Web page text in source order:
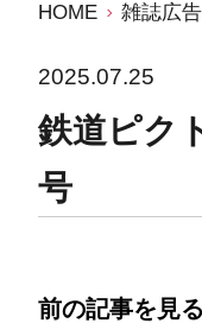
HOME 雑誌広
2025.07.25
鉄道ピク
号
前の記事を見る